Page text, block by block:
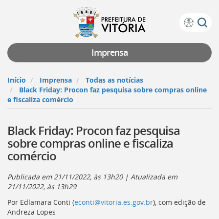
Prefeitura
Vitória
teclado:
para
a
página
de
de
acessibilidade
[]
Ir
a
página
do
Portal
Imprensa
Início Imprensa
Todas as notícias
Black Friday: Procon faz pesquisa sobre compras online
e fiscaliza comércio
Black Friday: Procon faz pesquisa
sobre compras online e fiscaliza
comércio
Publicada em 21/11/2022, às 13h20| Atualizada em
21/11/2022, às 13h29
Por Edlamara Conti (econti@vitoria.es.gov.br), com edição de
Andreza Lopes